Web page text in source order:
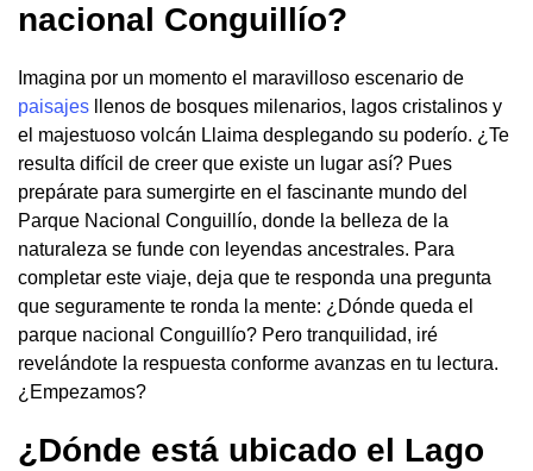
nacional Conguillío?
Imagina por un momento el maravilloso escenario de
paisajes llenos de bosques milenarios, lagos cristalinos y
el majestuoso volcán Llaima desplegando su poderío. ¿Te
resulta difícil de creer que existe un lugar así? Pues
prepárate para sumergirte en el fascinante mundo del
Parque Nacional Conguillío, donde la belleza de la
naturaleza se funde con leyendas ancestrales. Para
completar este viaje, deja que te responda una pregunta
que seguramente te ronda la mente: ¿Dónde queda el
parque nacional Conguillío? Pero tranquilidad, iré
revelándote la respuesta conforme avanzas en tu lectura.
¿Empezamos?
¿Dónde está ubicado el Lago